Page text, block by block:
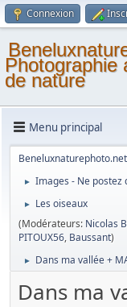
Connexion
Photographie
de nature
Menu principal
► Images - Ne
►
Les oiseaux
(Modérateurs: Nicolas
PITOUX56, Baussant)
► Dans ma vallée +
Dans ma